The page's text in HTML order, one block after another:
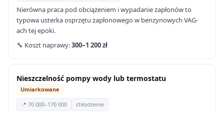
Nierówna praca pod obciążeniem i wypadanie zapłonów to
typowa usterka osprzętu zapłonowego w benzynowych VAG-
ach tej epoki.
🔧 Koszt naprawy:300–1 200 zł
Nieszczelność pompy wody lub termostatu
Umiarkowane
📍 70 000–170 000
chłodzenie